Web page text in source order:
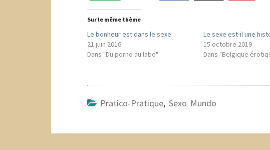
Sur le même thème
Le bonheur est dans le sexe
21 juin 2016
Dans "Du porno au labo"
Le sexe est-il une
15 octobre 2019
Dans "Belgique
Pratico-Pratique, Sexo Mundo